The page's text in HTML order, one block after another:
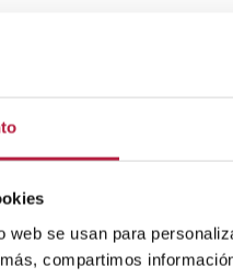
web se usan para
compartimos
de portes,
EL SEU ÚLTIM DISC,
En 2011, amb 16 anys i
i com a solista en el
Quincy Jones, qui va dir